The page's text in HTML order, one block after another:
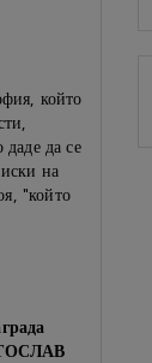
който
да се
на
"който